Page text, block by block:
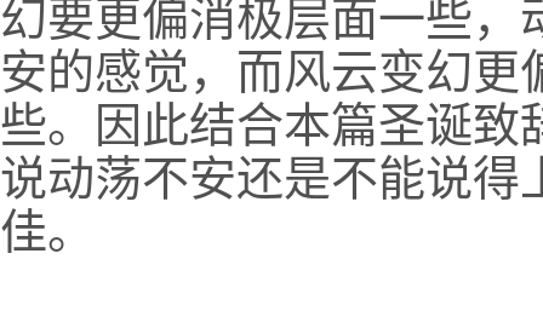
幻要更偏消极层面一些
安的感觉，而风云变幻
些。因此结合本篇圣诞致
说动荡不安还是不能说得
佳。